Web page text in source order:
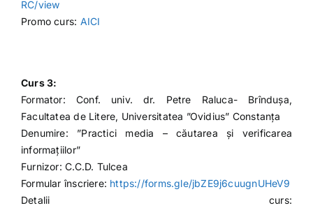
RC/view
Promo curs: AICI
Curs 3:
Formator: Conf. univ. dr. Petre Raluca- Brîndușa,
Facultatea de Litere, Universitatea ”Ovidius” Constanța
Denumire: ”Practici media – căutarea și verificarea
informațiilor”
Furnizor: C.C.D. Tulcea
Formular înscriere: https://forms.gle/jbZE9j6cuugnUHeV9
Detalii curs: